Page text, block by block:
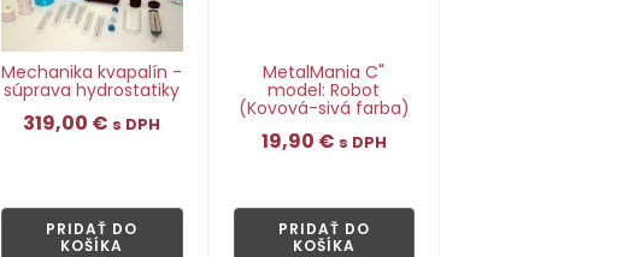
Mechanika kvapalín -
súprava hydrostatiky
319,00 € s DPH
PRIDAŤ DO
KOŠÍKA
MetalMania C"
model: Robot
(Kovová-sivá farba)
19,90 € s DPH
PRIDAŤ DO
KOŠÍKA